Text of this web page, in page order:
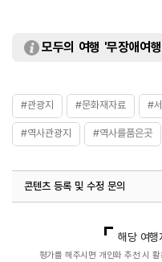
모두의 여행 '무장애여
#관광지 #문화재자료 #
#역사관광지 #역사를품은곳
#역사이야기 #역사탐방
콘텐츠 등록 및 수정 문의
해당 여행
평가를 해주시면 개인화 추천 시